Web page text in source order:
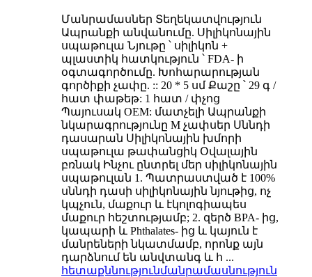
Մանրամասներ Տեղեկատվություն
Ապրանքի անվանումը. Սիլիկոնային
սպաթուլա Նյութը ՝ սիլիկոն +
պլաստիկ հատկություն ՝ FDA- ի
օգտագործումը. Խոհարարության
գործիքի չափը. :: 20 * 5 սմ Քաշը ՝ 29 գ /
հատ փաթեթ: 1 հատ / փչոց
Պայուսակ OEM: մատչելի Ապրանքի
նկարագրությունը M չափսեր Սննդի
դասարան Սիլիկոնային խմորի
սպաթուլա թափանցիկ Օվալային
բռնակ Ինչու ընտրել մեր սիլիկոնային
սպաթուլան 1. Պատրաստված է 100%
սննդի դասի սիլիկոնային նյութից, ոչ
կպչուն, մաքուր և էկոլոգիապես
մաքուր հեշտությամբ; 2. զերծ BPA- ից,
կապարի և Phthalates- ից և կայուն է
մանրեների նկատմամբ, որոնք այն
դարձնում են անվտանգ և հ ...
հետաքննությունմանրամասնություն